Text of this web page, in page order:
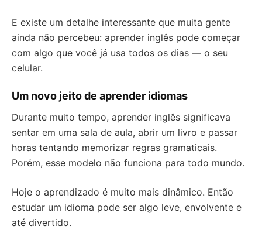
E existe um detalhe interessante que muita gente
ainda não percebeu: aprender inglês pode começar
com algo que você já usa todos os dias — o seu
celular.
Um novo jeito de aprender idiomas
Durante muito tempo, aprender inglês significava
sentar em uma sala de aula, abrir um livro e passar
horas tentando memorizar regras gramaticais.
Porém, esse modelo não funciona para todo mundo.
Hoje o aprendizado é muito mais dinâmico. Então
estudar um idioma pode ser algo leve, envolvente e
até divertido.